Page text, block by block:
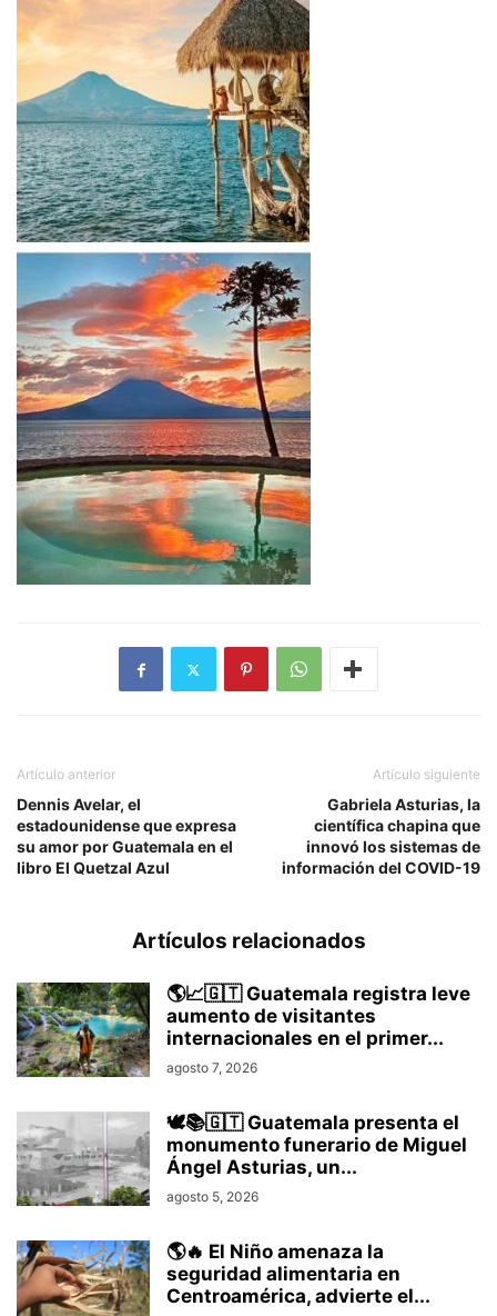
Artículo anterior
Dennis Avelar, el
estadounidense que expresa
su amor por Guatemala en el
libro El Quetzal Azul
Artículo siguiente
Gabriela Asturias, la
científica chapina que
innovó los sistemas de
información del COVID-19
Artículos relacionados
🌎📈🇬🇹 Guatemala registra leve
aumento de visitantes
internacionales en el primer...
agosto 7, 2026
🕊️📚🇬🇹 Guatemala presenta el
monumento funerario de Miguel
Ángel Asturias, un...
agosto 5, 2026
🌎🔥 El Niño amenaza la
seguridad alimentaria en
Centroamérica, advierte el...